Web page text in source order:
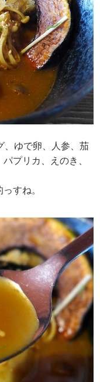
、ゆで卵、人参、茄
プリカ、えのき、
すね。